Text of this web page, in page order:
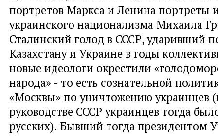
портретов Маркса и Ленина портреты
украинского национализма Михаила
Сталинский голод в СССР, ударивший
Казахстану и Украине в годы
новые идеологи окрестили
народа» - то есть сознательной
«Москвы» по уничтожению украинцев
руководстве СССР украинцев тогда
русских). Бывший тогда президентом